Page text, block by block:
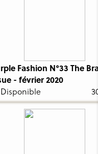
Fashion N°33 The
- février 2020
Disponible